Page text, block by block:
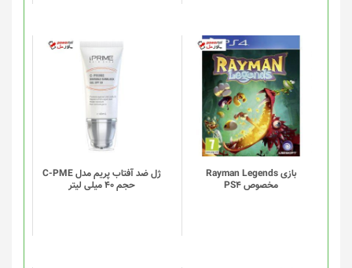
بازی Rayman Legends
مخصوص PS4
ژل ضد آفتاب پریم مدل C-PME
حجم 40 میلی لیتر